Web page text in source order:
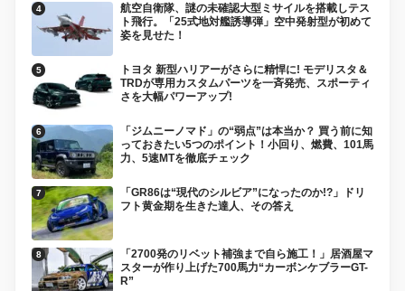
航空自衛隊、謎の未確認大型ミサイルを搭載しテス
ト飛行。「25式地対艦誘導弾」空中発射型が初めて
姿を見せた！
トヨタ 新型ハリアーがさらに精悍に! モデリスタ＆
TRDが専用カスタムパーツを一斉発売、スポーティ
さを大幅パワーアップ!
「ジムニーノマド」の“弱点”は本当か？ 買う前に知
っておきたい5つのポイント！小回り、燃費、101馬
力、5速MTを徹底チェック
「GR86は“現代のシルビア”になったのか!?」ドリ
フト黄金期を生きた達人、その答え
「2700発のリベット補強まで自ら施工！」居酒屋マ
スターが作り上げた700馬力“カーボンケブラーGT-
R”